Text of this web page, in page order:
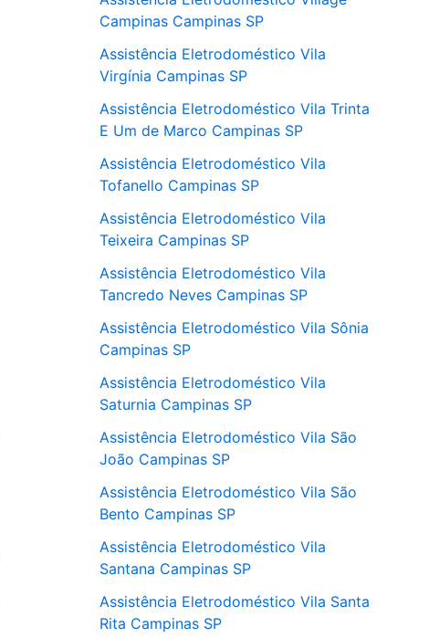
Campinas Campinas SP
Assistência Eletrodoméstico Vila
Virgínia Campinas SP
Assistência Eletrodoméstico Vila Trinta
E Um de Marco Campinas SP
Assistência Eletrodoméstico Vila
Tofanello Campinas SP
Assistência Eletrodoméstico Vila
Teixeira Campinas SP
Assistência Eletrodoméstico Vila
Tancredo Neves Campinas SP
Assistência Eletrodoméstico Vila Sônia
Campinas SP
Assistência Eletrodoméstico Vila
Saturnia Campinas SP
Assistência Eletrodoméstico Vila São
João Campinas SP
Assistência Eletrodoméstico Vila São
Bento Campinas SP
Assistência Eletrodoméstico Vila
Santana Campinas SP
Assistência Eletrodoméstico Vila Santa
Rita Campinas SP